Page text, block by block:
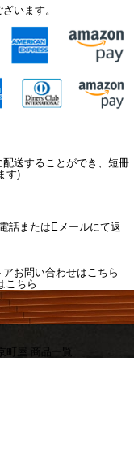
います。
送することができ、短冊
す)
話またはEメールにて返
お問い合わせはこちら
こちら
町屋 商品一覧